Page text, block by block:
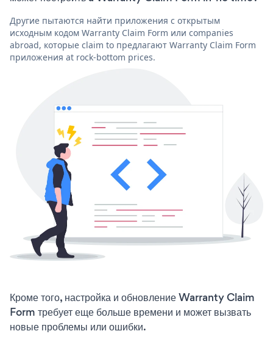
Другие пытаются найти приложения с открытым
исходным кодом Warranty Claim Form или companies
abroad, которые claim to предлагают Warranty Claim Form
приложения at rock-bottom prices.
Кроме того, настройка и обновление Warranty Claim
Form требует еще больше времени и может вызвать
новые проблемы или ошибки.